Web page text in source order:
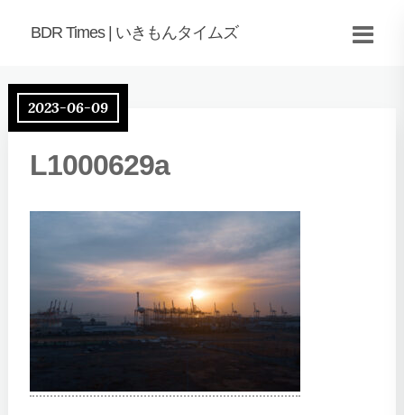
BDR Times | いきもんタイムズ
2023-06-09
L1000629a